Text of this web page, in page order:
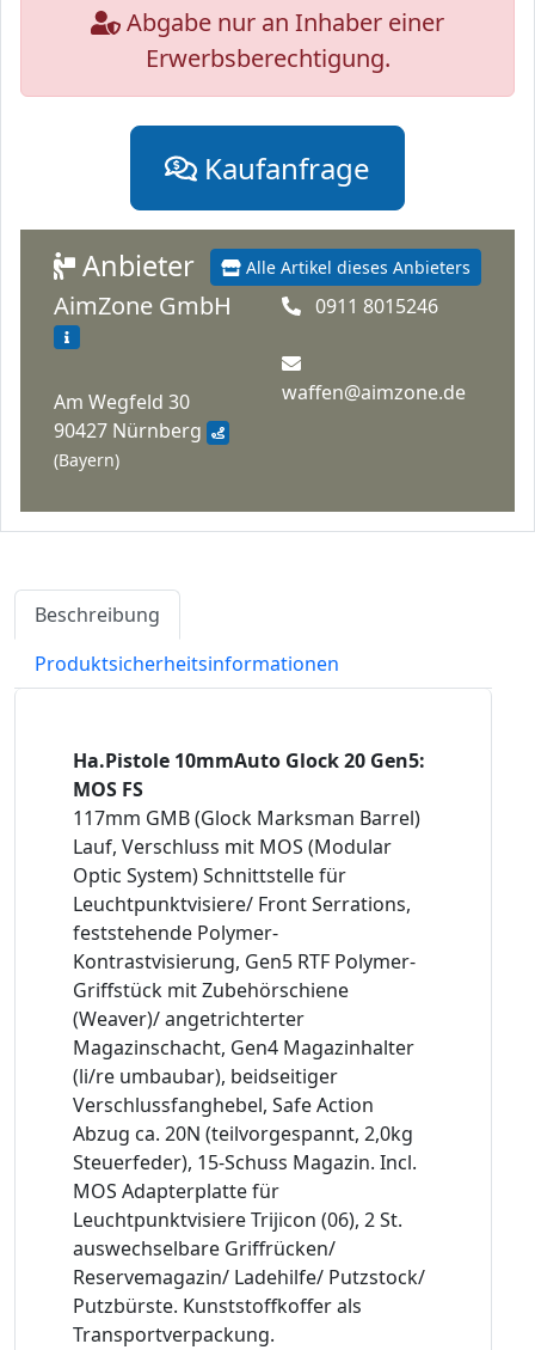
Abgabe nur an Inhaber einer
Erwerbsberechtigung.
Kaufanfrage
Alle Artikel dieses Anbieters
Anbieter
AimZone GmbH
Am Wegfeld 30
90427 Nürnberg
(Bayern)
0911 8015246
waffen@aimzone.de
Beschreibung
Produktsicherheitsinformationen
Ha.Pistole 10mmAuto Glock 20 Gen5:
MOS FS
117mm GMB (Glock Marksman Barrel)
Lauf, Verschluss mit MOS (Modular
Optic System) Schnittstelle für
Leuchtpunktvisiere/ Front Serrations,
feststehende Polymer-
Kontrastvisierung, Gen5 RTF Polymer-
Griffstück mit Zubehörschiene
(Weaver)/ angetrichterter
Magazinschacht, Gen4 Magazinhalter
(li/re umbaubar), beidseitiger
Verschlussfanghebel, Safe Action
Abzug ca. 20N (teilvorgespannt, 2,0kg
Steuerfeder), 15-Schuss Magazin. Incl.
MOS Adapterplatte für
Leuchtpunktvisiere Trijicon (06), 2 St.
auswechselbare Griffrücken/
Reservemagazin/ Ladehilfe/ Putzstock/
Putzbürste. Kunststoffkoffer als
Transportverpackung.